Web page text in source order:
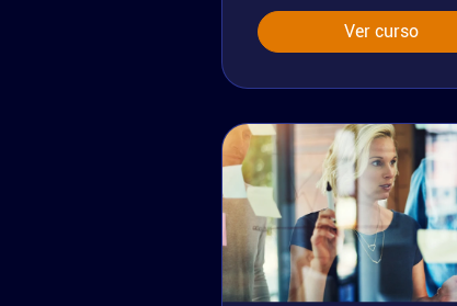
Ver curso